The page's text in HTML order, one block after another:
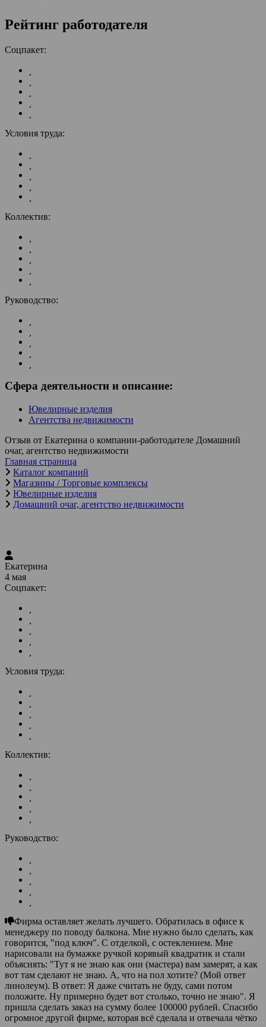
Рейтинг работодателя
Соцпакет:
Условия труда:
Коллектив:
Руководство:
Сфера деятельности и описание:
Ювелирные изделия
Агентства недвижимости
Отзыв от Екатерина о компании-работодателе Домашний
очаг, агентство недвижимости
Главная страница
Каталог компаний
Магазины / Торговые комплексы
Ювелирные изделия
Домашний очаг, агентство недвижимости
Екатерина
4 мая
Соцпакет:
Условия труда:
Коллектив:
Руководство:
Фирма оставляет желать лучшего. Обратилась в офисе к
менеджеру по поводу балкона. Мне нужно было сделать, как
говорится, "под ключ". С отделкой, с остеклением. Мне
нарисовали на бумажке ручкой корявый квадратик и стали
объяснять: "Тут я не знаю как они (мастера) вам замерят, а как
вот там сделают не знаю. А, что на пол хотите? (Мой ответ
линолеум). В ответ: Я даже считать не буду, сами потом
положите. Ну примерно будет вот столько, точно не знаю". Я
пришла сделать заказ на сумму более 100000 рублей. Спасибо
огромное другой фирме, которая всё сделала и отвечала чётко